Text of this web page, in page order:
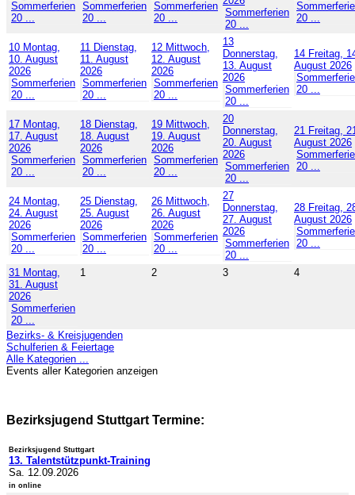
Sommerferien
20 ...
Sommerferien
20 ...
Sommerferien
20 ...
Sommerferien
20 ...
20 ...
10 Montag,
10. August
2026
Sommerferien
20 ...
11 Dienstag,
11. August
2026
Sommerferien
20 ...
12 Mittwoch,
12. August
2026
Sommerferien
20 ...
13
Donnerstag,
13. August
2026
Sommerferien
20 ...
14 Freitag,
August 2026
20 ...
17 Montag,
17. August
2026
Sommerferien
20 ...
18 Dienstag,
18. August
2026
Sommerferien
20 ...
19 Mittwoch,
19. August
2026
Sommerferien
20 ...
20
Donnerstag,
20. August
2026
Sommerferien
20 ...
21 Freitag,
August 2026
20 ...
24 Montag,
24. August
2026
Sommerferien
20 ...
25 Dienstag,
25. August
2026
Sommerferien
20 ...
26 Mittwoch,
26. August
2026
Sommerferien
20 ...
27
Donnerstag,
27. August
2026
Sommerferien
20 ...
28 Freitag,
August 2026
20 ...
31 Montag,
31. August
2026
Sommerferien
20 ...
1 2 3 4
Bezirks- & Kreisjugenden
Schulferien & Feiertage
Alle Kategorien ...
Events aller Kategorien anzeigen
Bezirksjugend Stuttgart Termine:
Bezirksjugend Stuttgart
13. Talentstützpunkt-Training
Sa. 12.09.2026
in online